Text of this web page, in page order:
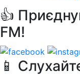
👍
FM!
📱